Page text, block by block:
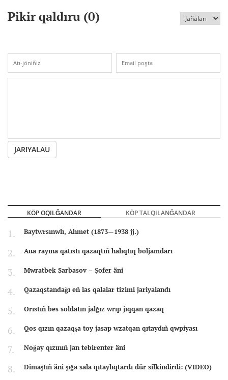
Pikir qaldıru (0)
JARIYALAU
KÖP OQILĞANDAR KÖP TALQILANĞANDAR
Baytwrsınwlı, Ahmet (1873—1938 jj.)
Aua rayına qatıstı qazaqtıñ halıqtıq boljamdarı
Mwratbek Sarbasov – Şofer äni
Qazaqstandağı eñ las qalalar tizimi jariyalandı
Orıstıñ bes soldatın jalğız wrıp jıqqan qazaq
Qos qızın qazaqşa toy jasap wzatqan qıtaydıñ qwpiyası
Noğay qızınıñ jan tebirenter äni
Dimaştıñ äni şığa sala qıtaylıqtardı dür silkindirdi: (VIDEO)